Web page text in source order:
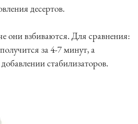
десертов.
они взбиваются. Для сравнения:
за 4-7 минут, а
стабилизаторов.